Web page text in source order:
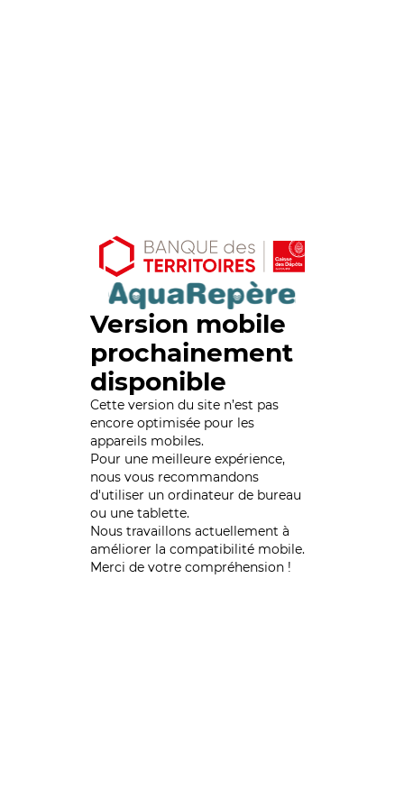
Version mobile
prochainement
disponible
Cette version du site n’est pas
encore optimisée pour les
appareils mobiles.
Pour une meilleure expérience,
nous vous recommandons
d'utiliser un ordinateur de bureau
ou une tablette.
Nous travaillons actuellement à
améliorer la compatibilité mobile.
Merci de votre compréhension !